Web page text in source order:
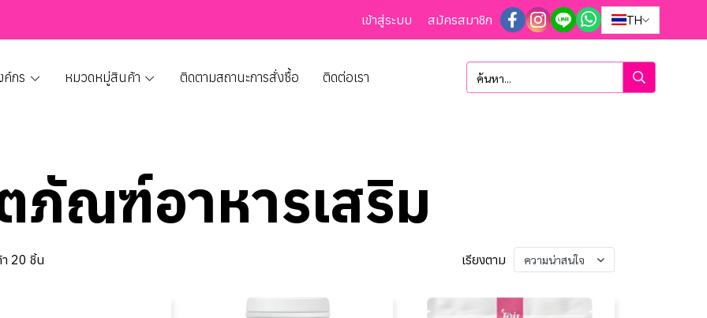
เข้าสู่ระบบ สมัครสมาชิก TH
กร หมวดหมู่สินค้า ติดตามสถานะการสั่งซื้อ ติดต่อเรา
ภัณฑ์อาหารเสริม
20 ชิ้น เรียงตาม ความน่าสนใจ